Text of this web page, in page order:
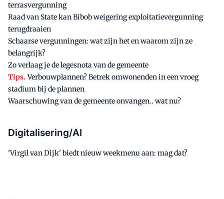
terrasvergunning
Raad van State kan Bibob weigering exploitatievergunning
terugdraaien
Schaarse vergunningen: wat zijn het en waarom zijn ze
belangrijk?
Zo verlaag je de legesnota van de gemeente
Tips. Verbouwplannen? Betrek omwonenden in een vroeg
stadium bij de plannen
Waarschuwing van de gemeente onvangen.. wat nu?
Digitalisering/AI
'Virgil van Dijk' biedt nieuw weekmenu aan: mag dat?